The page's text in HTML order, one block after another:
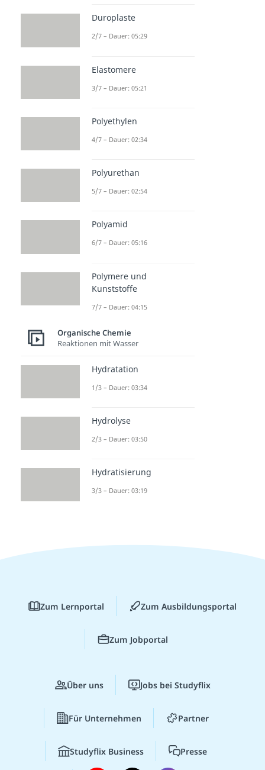
Duroplaste
2/7 – Dauer: 05:29
Elastomere
3/7 – Dauer: 05:21
Polyethylen
4/7 – Dauer: 02:34
Polyurethan
5/7 – Dauer: 02:54
Polyamid
6/7 – Dauer: 05:16
Polymere und
Kunststoffe
7/7 – Dauer: 04:15
Organische Chemie
Reaktionen mit Wasser
Hydratation
1/3 – Dauer: 03:34
Hydrolyse
2/3 – Dauer: 03:50
Hydratisierung
3/3 – Dauer: 03:19
Zum Lernportal Zum Ausbildungsportal
Zum Jobportal
Über uns Jobs bei Studyflix
Für Unternehmen Partner
Studyflix Business Presse